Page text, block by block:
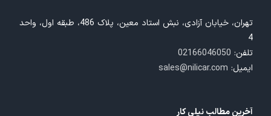
تهران، خیابان آزادی، نبش استاد معین، پلاک 486، طبقه اول، واحد
4
تلفن: 02166046050
ایمیل: sales@nilicar.com
آخرین مطالب نیلی کار